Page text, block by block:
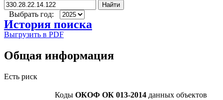
Найти
Выбрать год:
История поиска
Выгрузить в PDF
Общая информация
Есть риск
Коды ОКОФ ОК 013-2014 данных объектов